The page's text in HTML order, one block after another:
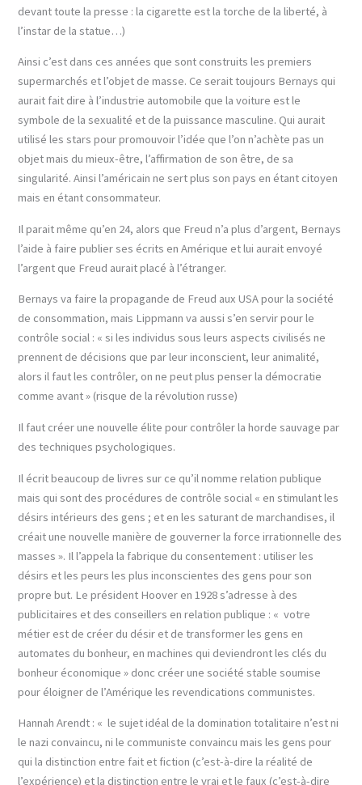
devant toute la presse : la cigarette est la torche de la liberté, à
l’instar de la statue…)
Ainsi c’est dans ces années que sont construits les premiers
supermarchés et l’objet de masse. Ce serait toujours Bernays qui
aurait fait dire à l’industrie automobile que la voiture est le
symbole de la sexualité et de la puissance masculine. Qui aurait
utilisé les stars pour promouvoir l’idée que l’on n’achète pas un
objet mais du mieux-être, l’affirmation de son être, de sa
singularité. Ainsi l’américain ne sert plus son pays en étant citoyen
mais en étant consommateur.
Il parait même qu’en 24, alors que Freud n’a plus d’argent, Bernays
l’aide à faire publier ses écrits en Amérique et lui aurait envoyé
l’argent que Freud aurait placé à l’étranger.
Bernays va faire la propagande de Freud aux USA pour la société
de consommation, mais Lippmann va aussi s’en servir pour le
contrôle social : « si les individus sous leurs aspects civilisés ne
prennent de décisions que par leur inconscient, leur animalité,
alors il faut les contrôler, on ne peut plus penser la démocratie
comme avant » (risque de la révolution russe)
Il faut créer une nouvelle élite pour contrôler la horde sauvage par
des techniques psychologiques.
Il écrit beaucoup de livres sur ce qu’il nomme relation publique
mais qui sont des procédures de contrôle social « en stimulant les
désirs intérieurs des gens ; et en les saturant de marchandises, il
créait une nouvelle manière de gouverner la force irrationnelle des
masses ». Il l’appela la fabrique du consentement : utiliser les
désirs et les peurs les plus inconscientes des gens pour son
propre but. Le président Hoover en 1928 s’adresse à des
publicitaires et des conseillers en relation publique : « votre
métier est de créer du désir et de transformer les gens en
automates du bonheur, en machines qui deviendront les clés du
bonheur économique » donc créer une société stable soumise
pour éloigner de l’Amérique les revendications communistes.
Hannah Arendt : « le sujet idéal de la domination totalitaire n’est ni
le nazi convaincu, ni le communiste convaincu mais les gens pour
qui la distinction entre fait et fiction (c’est-à-dire la réalité de
l’expérience) et la distinction entre le vrai et le faux (c’est-à-dire